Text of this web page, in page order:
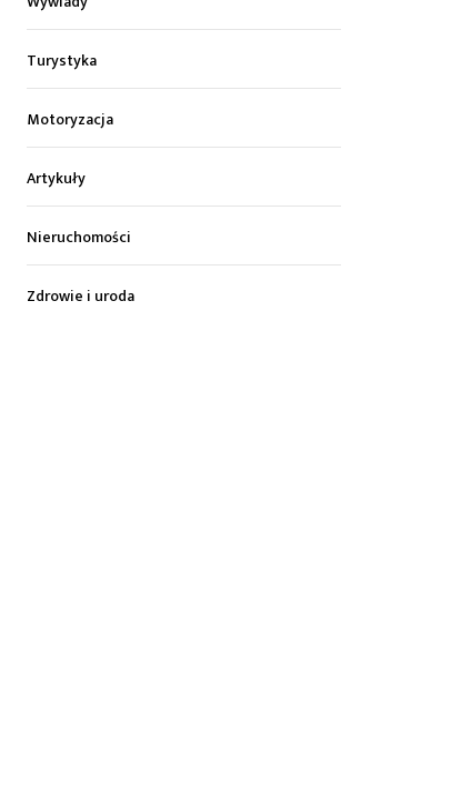
Turystyka
Motoryzacja
Artykuły
Nieruchomości
Zdrowie i uroda